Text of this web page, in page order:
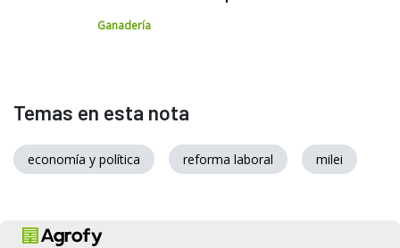
Ganadería
Temas en esta nota
economía y política reforma laboral milei